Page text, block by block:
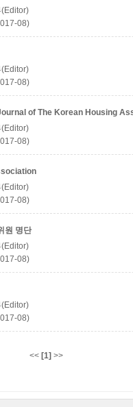
08)
08)
of The Korean Housing
08)
08)
원 명단
08)
08)
<< [1] >>